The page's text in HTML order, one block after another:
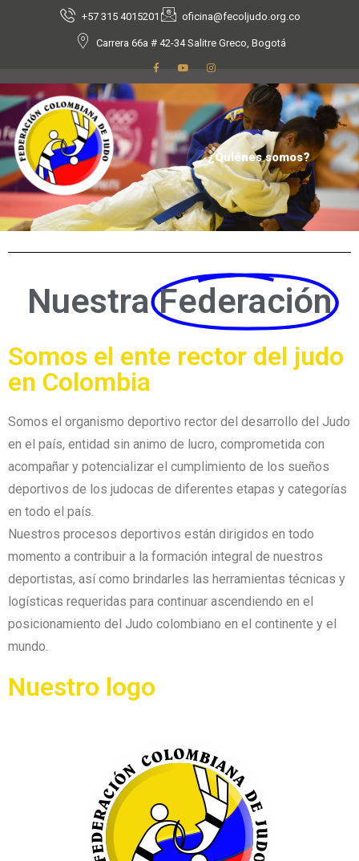
+57 315 4015201 oficina@fecoljudo.org.co
Carrera 66a # 42-34 Salitre Greco, Bogotá
¿Quiénes somos?
Nuestra Federación
Somos el ente rector del judo
en Colombia
Somos el organismo deportivo rector del desarrollo del Judo
en el país, entidad sin animo de lucro, comprometida con
acompañar y potencializar el cumplimiento de los sueños
deportivos de los judocas de diferentes etapas y categorías
en todo el país.
Nuestros procesos deportivos están dirigidos en todo
momento a contribuir a la formación integral de nuestros
deportistas, así como brindarles las herramientas técnicas y
logísticas requeridas para continuar ascendiendo en el
posicionamiento del Judo colombiano en el continente y el
mundo.
Nuestro logo